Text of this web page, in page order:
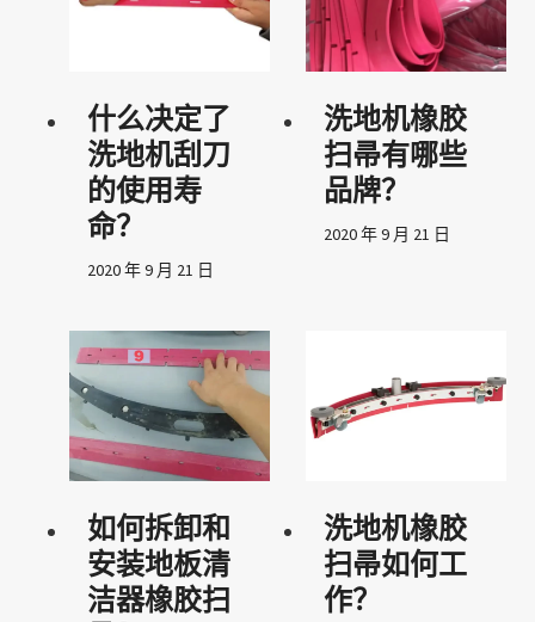
什么决定了
洗地机刮刀
的使用寿
命？
2020 年 9 月 21 日
洗地机橡胶
扫帚有哪些
品牌？
2020 年 9 月 21 日
如何拆卸和
安装地板清
洁器橡胶扫
洗地机橡胶
扫帚如何工
作？